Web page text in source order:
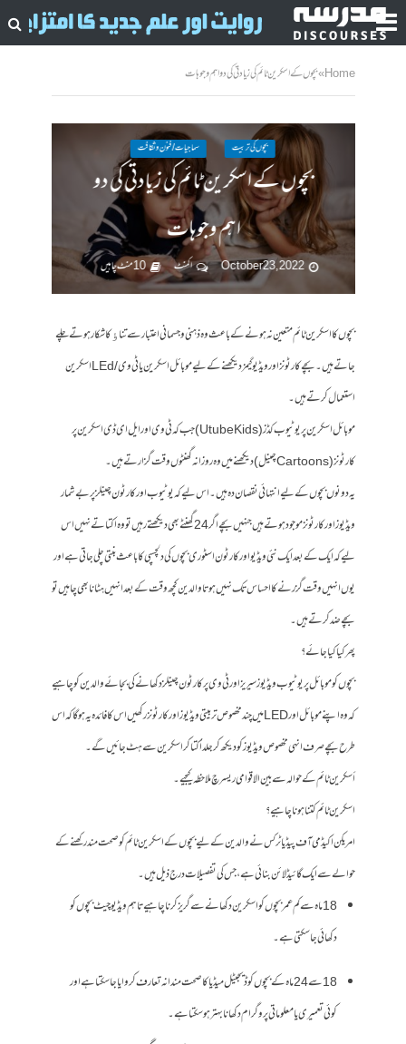
Home
»بچوں کے اسکرین ٹائم کی زیادتی کی دو اہم وجوہات
بچوں کی تربیت سماجیات / فنون وثقافت
بچوں کے اسکرین ٹائم کی زیادتی کی دو
اہم وجوہات
October 23, 2022 ا کمنٹ 10 منٹ چاہیں
بچوں کا اسکرین ٹائم متعین نہ ہونےکے باعث وہ ذہنی و جسمانی اعتبار سے تناٶ کا شکار ہوتے چلے
جاتے ہیں ۔بچےکارٹونز اور ویڈیو گیمز دیکھنے کے لیے موبائل اسکرین یا ٹی وی /LEd اسکرین
استعمال کرتے ہیں ۔
موبائل اسکرین پر یوٹیوب کڈز ( Utube Kids) جب کہ ٹی وی اور ایل ای ڈی اسکرین پر
کارٹونز (Cartoons چینل) دیکھنے میں وہ روزانہ گھنٹوں وقت گزارتے ہیں۔
یہ دونوں بچوں کے لیے انتہائی نقصان دہ ہیں ۔اس لیے کہ یوٹیوب اور کارٹون چینلز پر بے شمار
ویڈیوز اور کارٹونز موجود ہوتے ہیں جنہیں بچے اگر 24 گھنٹے بھی دیکھتے رہیں تو وہ اکتاتے نہیں اس
لیے کہ ایک کےبعد ایک نئی ویڈیو اور کارٹون اسٹوری بچوں کی دلچسپی کا باعث بنتی چلی جاتی ہے اور
یوں انہیں وقت گزرنے کا احساس تک نہیں ہوتا والدین کچھ وقت کے بعد انہیں ہٹانا بھی چاہیں تو
بچے ضد کرتے ہیں ۔
پھر کیا کیا جائے ؟
بچوں کو موبائل پر یوٹیوب ویڈیوز سیریز اور ٹی وی پر کارٹون چینلز دکھانے کی بجائے والدین کو چاہیے
کہ وہ اپنے موبائل اور LED میں چند مخصوص تربیتی ویڈیوز اور کارٹونز رکھیں اس کا فائدہ یہ ہوگا کہ اس
طرح بچےصرف انہی مخصوص ویڈیوز کو دیکھ کر جلد اُکتا کر اسکرین سے ہٹ جائیں گے ۔
أسکرین ٹائم کے حوالہ سے بین الاقوامی ریسرچ ملاحظہ کیجیے ۔
اسکرین ٹائم کتنا ہونا چاہیے؟
امریکن اکیڈمی آف پیڈیاٹرکس نے والدین کے لیے بچوں کے اسکرین ٹائم کو صحت مند رکھنے کے
حوالے سے ایک گائیڈ لائن بنائی ہے، جس کی تفصیلات درج ذیل ہیں۔
18 ماہ سے کم عمر بچوں کو اسکرین دکھانے سے گریز کرنا چاہیے تاہم ویڈیو چیٹ بچوں کو
دکھائی جا سکتی ہے۔
18 سے 24 ماہ کے بچوں کو ڈیجیٹل میڈیا کا صحت مندانہ تعارف کروایا جا سکتا ہے اور
کوئی تعمیری یا معلوماتی پروگرام دکھانا بہتر ہو سکتا ہے۔